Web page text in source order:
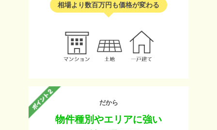
相場より数百万円も価格が変わる
だから
物件種別やエリアに強い